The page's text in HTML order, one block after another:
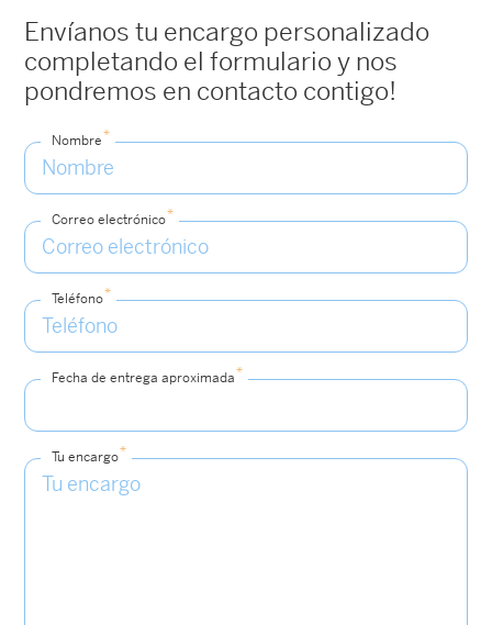
Envíanos tu encargo personalizado
completando el formulario y nos
pondremos en contacto contigo!
Nombre*
Correo electrónico*
Teléfono*
Fecha de entrega aproximada*
Tu encargo*